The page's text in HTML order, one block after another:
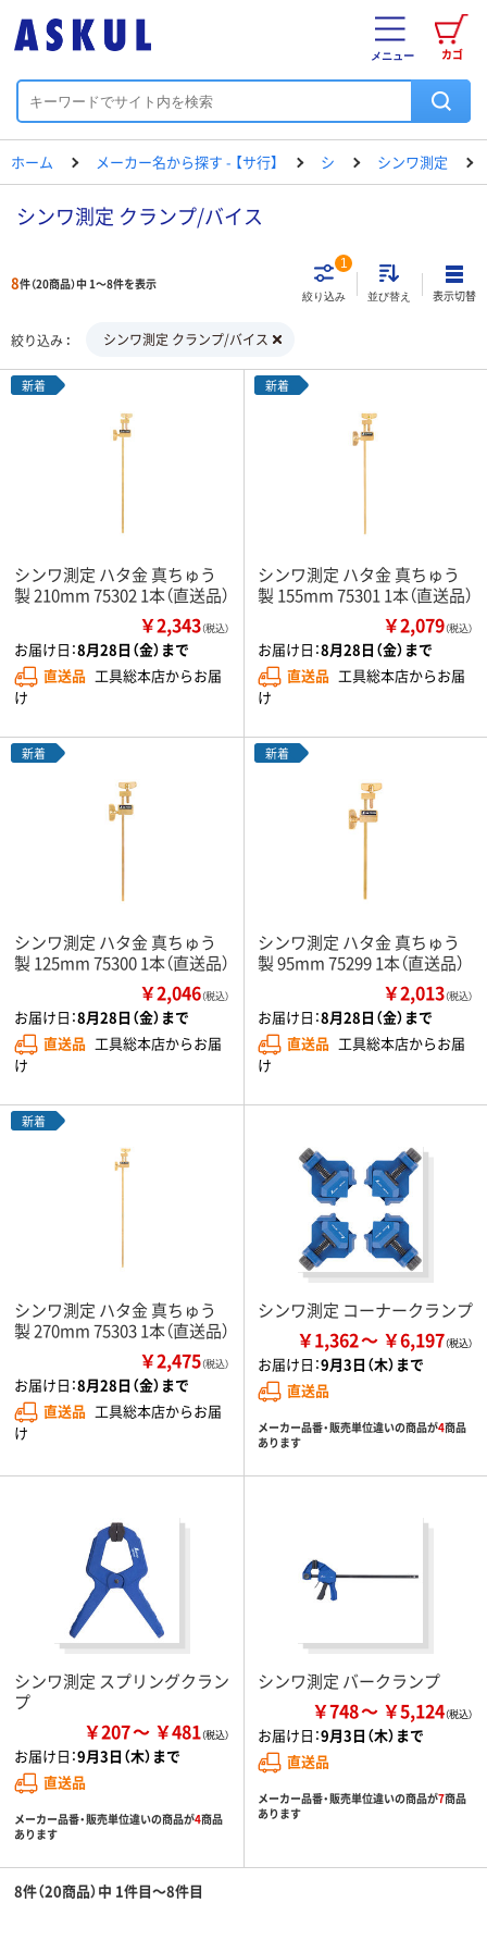
カゴ
メニュー
ホーム メーカー名から探す - 【サ行】 シ シンワ測定
シンワ測定 クランプ/バイス
8件（20商品）中 1～8件を表示
絞り込み
1
並び替え 表示切替
絞り込み シンワ測定 クランプ/バイス
新着
シンワ測定 ハタ金 真ちゅう
製 210mm 75302 1本（直送品）
￥2,343（税込）
お届け日：8月28日（金）まで
直送品 工具総本店からお届
け
新着
シンワ測定 ハタ金 真ちゅう
製 155mm 75301 1本（直送品）
￥2,079（税込）
お届け日：8月28日（金）まで
直送品 工具総本店からお届
け
新着
シンワ測定 ハタ金 真ちゅう
製 125mm 75300 1本（直送品）
￥2,046（税込）
お届け日：8月28日（金）まで
直送品 工具総本店からお届
け
新着
シンワ測定 ハタ金 真ちゅう
製 95mm 75299 1本（直送品）
￥2,013（税込）
お届け日：8月28日（金）まで
直送品 工具総本店からお届
け
新着
シンワ測定 ハタ金 真ちゅう
製 270mm 75303 1本（直送品）
￥2,475（税込）
お届け日：8月28日（金）まで
直送品 工具総本店からお届
け
シンワ測定 コーナークランプ
￥1,362 ￥6,197
お届け日：9月3日（木）まで
直送品
メーカー品番・販売単位違いの商品が4商品
あります
シンワ測定 スプリングクラン
プ
￥207 ￥481
お届け日：9月3日（木）まで
直送品
メーカー品番・販売単位違いの商品が4商品
あります
シンワ測定 バークランプ
￥748 ￥5,124
お届け日：9月3日（木）まで
直送品
メーカー品番・販売単位違いの商品が7商品
あります
8件（20商品）中 1件目～8件目